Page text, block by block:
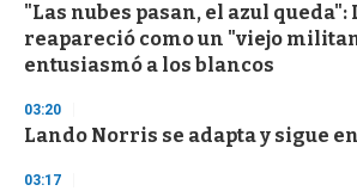
"Las nubes pasan, el azul queda":
reapareció como un "viejo
entusiasmó a los blancos
03:20
Lando Norris se adapta y sigue
03:17